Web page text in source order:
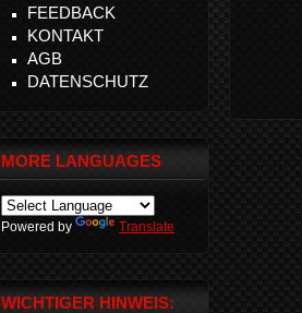
FEEDBACK
KONTAKT
AGB
DATENSCHUTZ
MORE LANGUAGES
Powered by Translate
WICHTIGER HINWEIS: